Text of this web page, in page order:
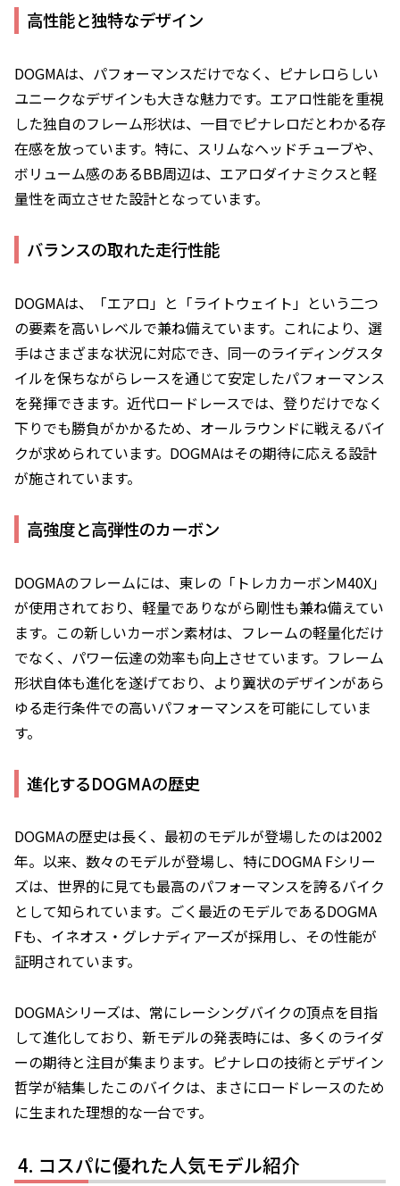
高性能と独特なデザイン
DOGMAは、パフォーマンスだけでなく、ピナレロらしい
ユニークなデザインも大きな魅力です。エアロ性能を重視
した独自のフレーム形状は、一目でピナレロだとわかる存
在感を放っています。特に、スリムなヘッドチューブや、
ボリューム感のあるBB周辺は、エアロダイナミクスと軽
量性を両立させた設計となっています。
バランスの取れた走行性能
DOGMAは、「エアロ」と「ライトウェイト」という二つ
の要素を高いレベルで兼ね備えています。これにより、選
手はさまざまな状況に対応でき、同一のライディングスタ
イルを保ちながらレースを通じて安定したパフォーマンス
を発揮できます。近代ロードレースでは、登りだけでなく
下りでも勝負がかかるため、オールラウンドに戦えるバイ
クが求められています。DOGMAはその期待に応える設計
が施されています。
高強度と高弾性のカーボン
DOGMAのフレームには、東レの「トレカカーボンM40X」
が使用されており、軽量でありながら剛性も兼ね備えてい
ます。この新しいカーボン素材は、フレームの軽量化だけ
でなく、パワー伝達の効率も向上させています。フレーム
形状自体も進化を遂げており、より翼状のデザインがあら
ゆる走行条件での高いパフォーマンスを可能にしていま
す。
進化するDOGMAの歴史
DOGMAの歴史は長く、最初のモデルが登場したのは2002
年。以来、数々のモデルが登場し、特にDOGMA Fシリー
ズは、世界的に見ても最高のパフォーマンスを誇るバイク
として知られています。ごく最近のモデルであるDOGMA
Fも、イネオス・グレナディアーズが採用し、その性能が
証明されています。
DOGMAシリーズは、常にレーシングバイクの頂点を目指
して進化しており、新モデルの発表時には、多くのライダ
ーの期待と注目が集まります。ピナレロの技術とデザイン
哲学が結集したこのバイクは、まさにロードレースのため
に生まれた理想的な一台です。
コスパに優れた人気モデル紹介